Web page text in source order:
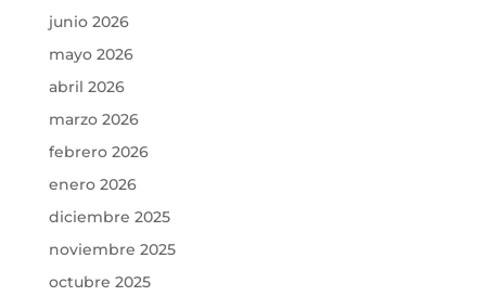
junio 2026
mayo 2026
abril 2026
marzo 2026
febrero 2026
enero 2026
diciembre 2025
noviembre 2025
octubre 2025